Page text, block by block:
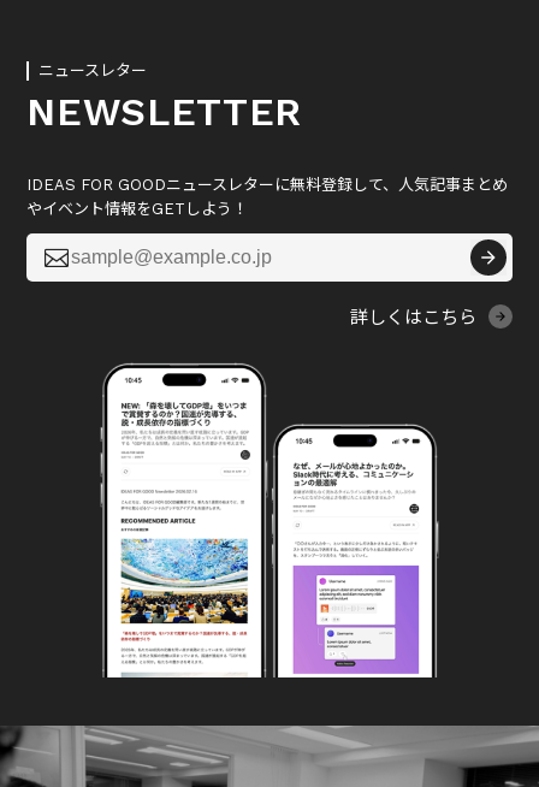
ニュースレター
NEWSLETTER
IDEAS FOR GOODニュースレターに無料登録して、人気記事まとめ
やイベント情報をGETしよう！

詳しくはこちら